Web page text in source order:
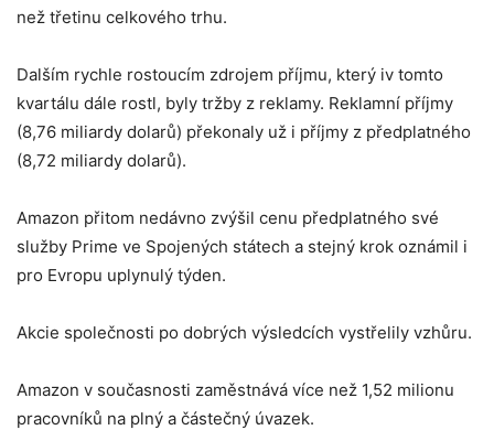
než třetinu celkového trhu.
Dalším rychle rostoucím zdrojem příjmu, který iv tomto
kvartálu dále rostl, byly tržby z reklamy. Reklamní příjmy
(8,76 miliardy dolarů) překonaly už i příjmy z předplatného
(8,72 miliardy dolarů).
Amazon přitom nedávno zvýšil cenu předplatného své
služby Prime ve Spojených státech a stejný krok oznámil i
pro Evropu uplynulý týden.
Akcie společnosti po dobrých výsledcích vystřelily vzhůru.
Amazon v současnosti zaměstnává více než 1,52 milionu
pracovníků na plný a částečný úvazek.